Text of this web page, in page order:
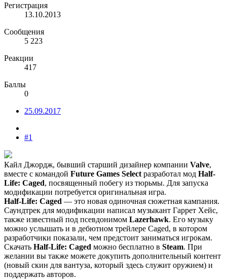
Регистрация
13.10.2013
Сообщения
5 223
Реакции
417
Баллы
0
25.09.2017
#1
Кайл Джордж, бывший старший дизайнер компании Valve,
вместе с командой Future Games Select разработал мод Half-
Life: Caged, посвященный побегу из тюрьмы. Для запуска
модификации потребуется оригинальная игра.
Half-Life: Caged — это новая одиночная сюжетная кампания.
Саундтрек для модификации написал музыкант Гаррет Хейс,
также известный под псевдонимом Lazerhawk. Его музыку
можно услышать и в дебютном трейлере Caged, в котором
разработчики показали, чем предстоит заниматься игрокам.
Скачать Half-Life: Caged можно бесплатно в Steam. При
желании вы также можете докупить дополнительный контент
(новый скин для вантуза, который здесь служит оружием) и
поддержать авторов.​